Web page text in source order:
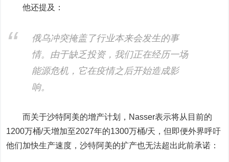
他还提及：
俄乌冲突掩盖了行业本来会发生的事
情。由于缺乏投资，我们正在经历一场
能源危机，它在疫情之后开始造成影
响。
而关于沙特阿美的增产计划，Nasser表示将从目前的
1200万桶/天增加至2027年的1300万桶/天，但即便外界呼吁
他们加快生产速度，沙特阿美的扩产也无法超出此前承诺：